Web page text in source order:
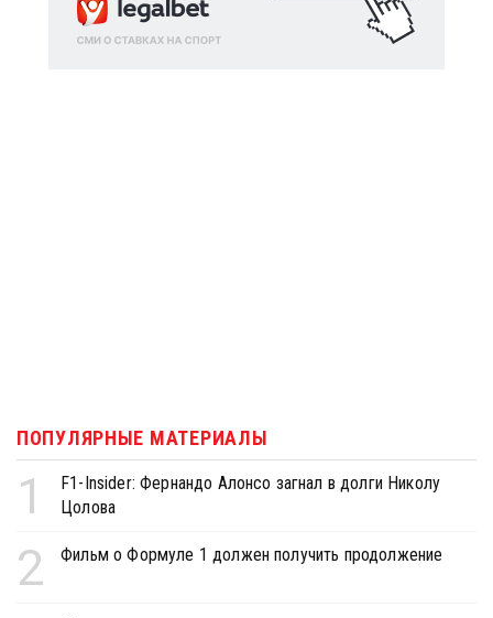
ПОПУЛЯРНЫЕ МАТЕРИАЛЫ
1
F1-Insider: Фернандо Алонсо загнал в долги Николу
Цолова
2 Фильм о Формуле 1 должен получить продолжение